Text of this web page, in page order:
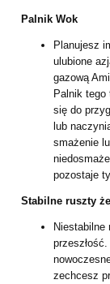
Palnik Wok
Planujesz
ulubione
gazową
Palnik tego
się do
lub
smażenie
pozostaje
Stabilne ruszty
Niestabilne
zechcesz